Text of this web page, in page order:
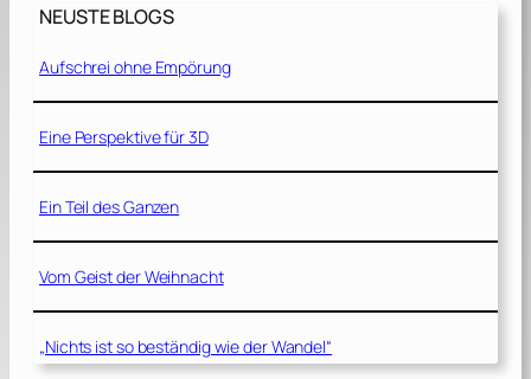
NEUSTE BLOGS
Aufschrei ohne Empörung
Eine Perspektive für 3D
Ein Teil des Ganzen
Vom Geist der Weihnacht
„Nichts ist so beständig wie der Wandel“